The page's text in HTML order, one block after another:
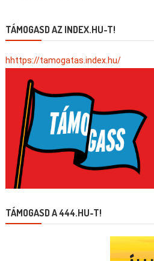
TÁMOGASD AZ INDEX.HU-T!
hhttps://tamogatas.index.hu/
TÁMOGASD A 444.HU-T!